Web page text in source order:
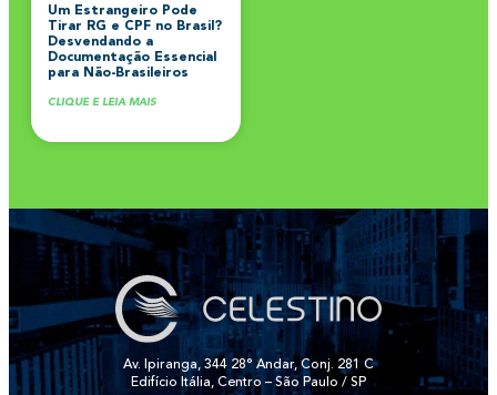
Um Estrangeiro Pode
Tirar RG e CPF no Brasil?
Desvendando a
Documentação Essencial
para Não-Brasileiros
CLIQUE E LEIA MAIS
Av. Ipiranga, 344 28° Andar, Conj. 281 C
Edifício Itália, Centro – São Paulo / SP